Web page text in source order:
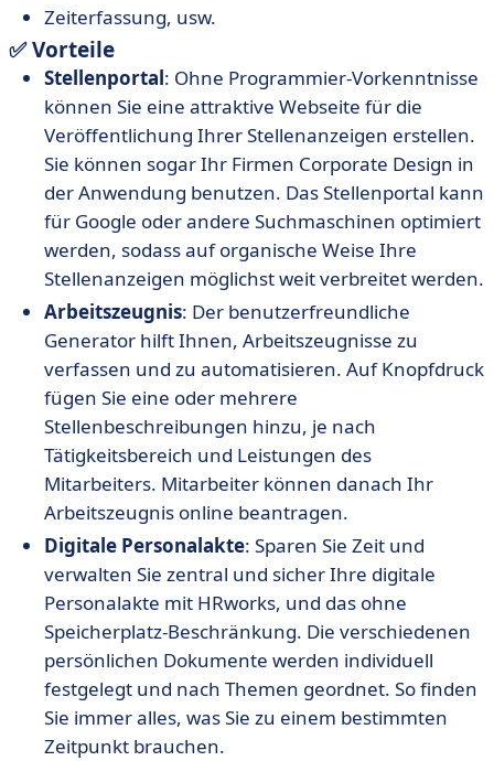
Zeiterfassung, usw.
✅ Vorteile
Stellenportal: Ohne Programmier-Vorkenntnisse
können Sie eine attraktive Webseite für die
Veröffentlichung Ihrer Stellenanzeigen erstellen.
Sie können sogar Ihr Firmen Corporate Design in
der Anwendung benutzen. Das Stellenportal kann
für Google oder andere Suchmaschinen optimiert
werden, sodass auf organische Weise Ihre
Stellenanzeigen möglichst weit verbreitet werden.
Arbeitszeugnis: Der benutzerfreundliche
Generator hilft Ihnen, Arbeitszeugnisse zu
verfassen und zu automatisieren. Auf Knopfdruck
fügen Sie eine oder mehrere
Stellenbeschreibungen hinzu, je nach
Tätigkeitsbereich und Leistungen des
Mitarbeiters. Mitarbeiter können danach Ihr
Arbeitszeugnis online beantragen.
Digitale Personalakte: Sparen Sie Zeit und
verwalten Sie zentral und sicher Ihre digitale
Personalakte mit HRworks, und das ohne
Speicherplatz-Beschränkung. Die verschiedenen
persönlichen Dokumente werden individuell
festgelegt und nach Themen geordnet. So finden
Sie immer alles, was Sie zu einem bestimmten
Zeitpunkt brauchen.